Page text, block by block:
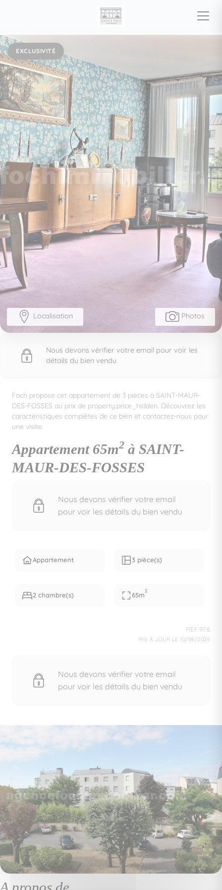
EXCLUSIVITÉ
Photos
Localisation
Nous devons vérifier votre email pour voir les
détails du bien vendu
Foch propose cet appartement de 3 pièces à SAINT-MAUR-
DES-FOSSES au prix de property.price_hidden. Découvrez les
caractéristiques complètes de ce bien et contactez-nous pour
une visite.
Appartement 65m2 à SAINT-
MAUR-DES-FOSSES
Nous devons vérifier votre email
pour voir les détails du bien vendu
Appartement 3 pièce(s)
2 chambre(s) 65m
2
REF.976
MIS À JOUR LE 10/08/2026
Nous devons vérifier votre email
pour voir les détails du bien vendu
A propos de